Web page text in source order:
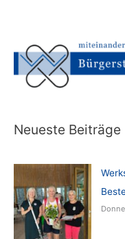
Neueste Beiträge